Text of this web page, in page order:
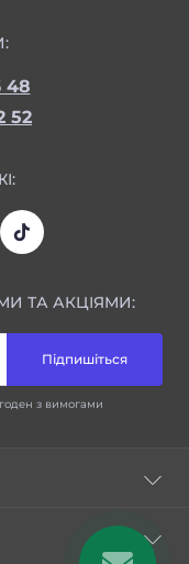
48
52
ТА АКЦІЯМИ:
Підпишіться
з вимогами